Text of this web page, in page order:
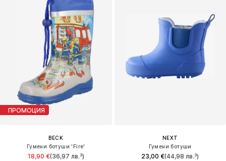
ПРОМОЦИЯ
BECK
Гумени ботуши 'Fire'
18,90 €(36,97 лв.³)
NEXT
Гумени ботуши
23,00 €(44,98 лв.³)